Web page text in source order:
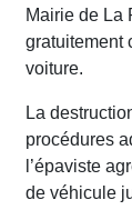
Mairie de La
gratuitement
voiture.
La
procédures
l’épaviste
de véhicule